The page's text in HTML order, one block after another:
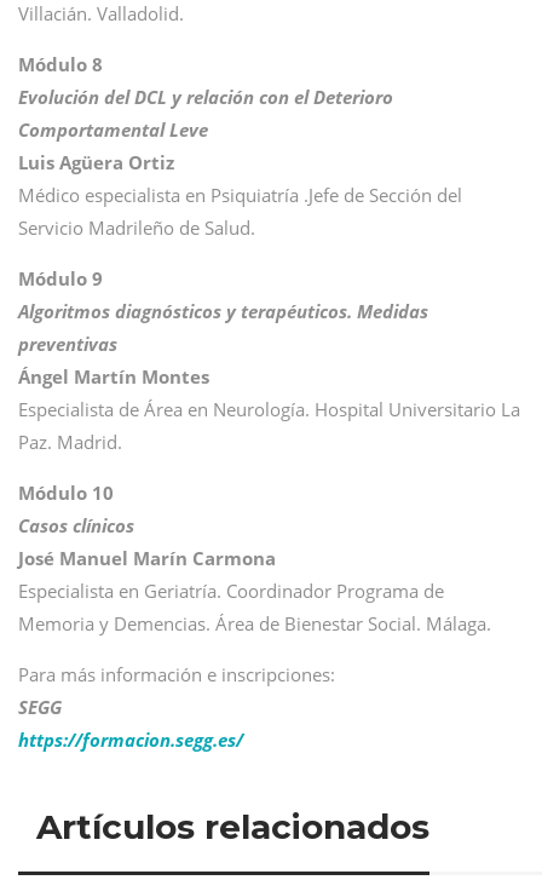
Villacián. Valladolid.
Módulo 8
Evolución del DCL y relación con el Deterioro
Comportamental Leve
Luis Agüera Ortiz
Médico especialista en Psiquiatría .Jefe de Sección del
Servicio Madrileño de Salud.
Módulo 9
Algoritmos diagnósticos y terapéuticos. Medidas
preventivas
Ángel Martín Montes
Especialista de Área en Neurología. Hospital Universitario La
Paz. Madrid.
Módulo 10
Casos clínicos
José Manuel Marín Carmona
Especialista en Geriatría. Coordinador Programa de
Memoria y Demencias. Área de Bienestar Social. Málaga.
Para más información e inscripciones:
SEGG
https://formacion.segg.es/
Artículos relacionados